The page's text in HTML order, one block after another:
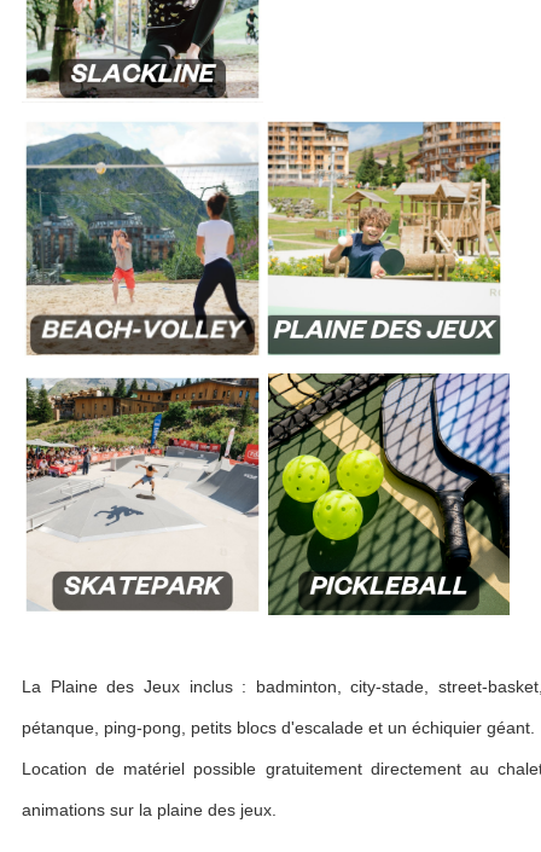
La Plaine des Jeux inclus : badminton, city-stade, street-
pétanque, ping-pong, petits blocs d'escalade et un échiquier géant.
Location de matériel possible gratuitement directement au
animations sur la plaine des jeux.